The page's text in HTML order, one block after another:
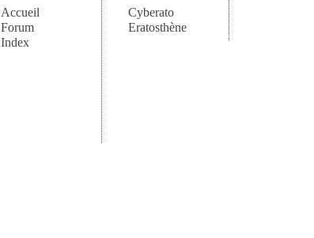
Accueil
Forum
Index
Cyberato
Eratosthène